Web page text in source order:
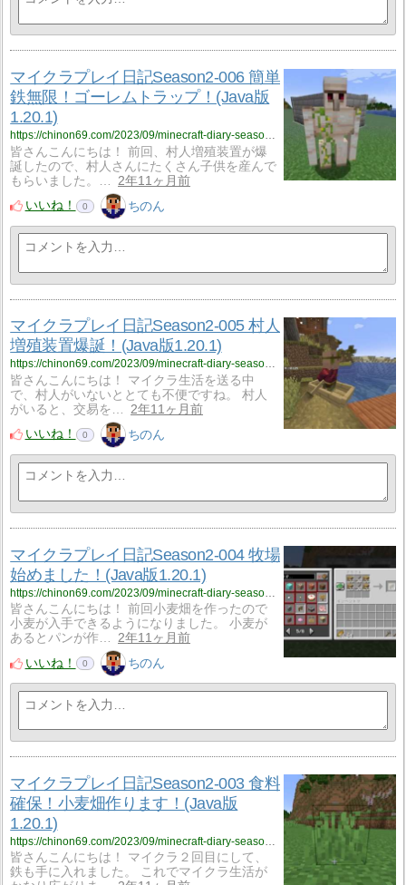
マイクラプレイ日記Season2-006 簡単
鉄無限！ゴーレムトラップ！(Java版
1.20.1)
https://chinon69.com/2023/09/minecraft-diary-season2-006/
皆さんこんにちは！ 前回、村人増殖装置が爆
誕したので、村人さんにたくさん子供を産んで
もらいました。…
2年11ヶ月前
いいね！
0 ちのん
マイクラプレイ日記Season2-005 村人
増殖装置爆誕！(Java版1.20.1)
https://chinon69.com/2023/09/minecraft-diary-season2-005/
皆さんこんにちは！ マイクラ生活を送る中
で、村人がいないととても不便ですね。 村人
がいると、交易を…
2年11ヶ月前
いいね！
0 ちのん
マイクラプレイ日記Season2-004 牧場
始めました！(Java版1.20.1)
皆さんこんにちは！ 前回小麦畑を作ったので
小麦が入手できるようになりました。 小麦が
あるとパンが作…
2年11ヶ月前
いいね！
0 ちのん
マイクラプレイ日記Season2-003 食料
確保！小麦畑作ります！(Java版
1.20.1)
皆さんこんにちは！ マイクラ２回目にして、
鉄も手に入れました。 これでマイクラ生活が